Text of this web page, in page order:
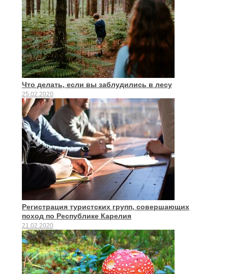
Что делать, если вы заблудились в лесу
25.02.2020
Регистрация туристских групп, совершающих
поход по Республике Карелия
21.02.2020